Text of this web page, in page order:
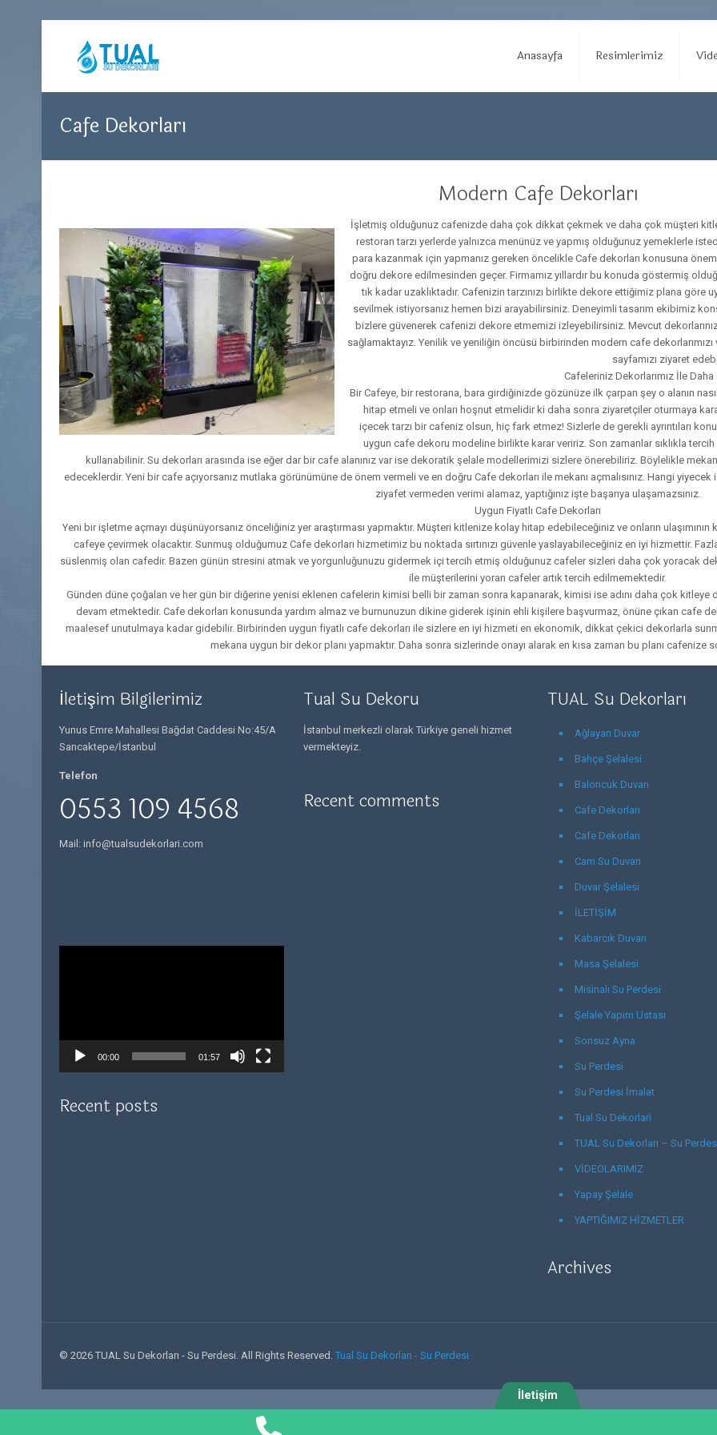
Anasayfa Resimlerimiz
Cafe Dekorları
Modern Cafe Dekorları
İşletmiş olduğunuz cafenizde daha çok dikkat çekmek ve daha çok müşteri
restoran tarzı yerlerde yalnızca menünüz ve yapmış olduğunuz yemeklerle
para kazanmak için yapmanız gereken öncelikle Cafe dekorları konusuna
doğru dekore edilmesinden geçer. Firmamız yıllardır bu konuda göstermiş
tık kadar uzaklıktadır. Cafenizin tarzınızı birlikte dekore ettiğimiz plana
sevilmek istiyorsanız hemen bizi arayabilirsiniz. Deneyimli tasarım ekibimiz
bizlere güvenerek cafenizi dekore etmemizi izleyebilirsiniz. Mevcut
sağlamaktayız. Yenilik ve yeniliğin öncüsü birbirinden modern cafe
sayfamızı ziyaret
Cafeleriniz Dekorlarımız İle Daha
Bir Cafeye, bir restorana, bara girdiğinizde gözünüze ilk çarpan şey o alanın
hitap etmeli ve onları hoşnut etmelidir ki daha sonra ziyaretçiler oturmaya
içecek tarzı bir cafeniz olsun, hiç fark etmez! Sizlerle de gerekli ayrıntıları
uygun cafe dekoru modeline birlikte karar veririz. Son zamanlar sıklıkla
kullanabilinir. Su dekorları arasında ise eğer dar bir cafe alanınız var ise dekoratik şelale modellerimizi sizlere önerebiliriz. Böylelikle
edeceklerdir. Yeni bir cafe açıyorsanız mutlaka görünümüne de önem vermeli ve en doğru Cafe dekorları ile mekanı açmalısınız. Hangi
ziyafet vermeden verimi alamaz, yaptığınız işte başarıya ulaşamazsınız.
Uygun Fiyatlı Cafe Dekorları
Yeni bir işletme açmayı düşünüyorsanız önceliğiniz yer araştırması yapmaktır. Müşteri kitlenize kolay hitap edebileceğiniz ve onların
cafeye çevirmek olacaktır. Sunmuş olduğumuz Cafe dekorları hizmetimiz bu noktada sırtınızı güvenle yaslayabileceğiniz en iyi hizmettir.
süslenmiş olan cafedir. Bazen günün stresini atmak ve yorgunluğunuzu gidermek içi tercih etmiş olduğunuz cafeler sizleri daha çok yoracak
ile müşterilerini yoran cafeler artık tercih edilmemektedir.
Günden düne çoğalan ve her gün bir diğerine yenisi eklenen cafelerin kimisi belli bir zaman sonra kapanarak, kimisi ise adını daha çok
devam etmektedir. Cafe dekorları konusunda yardım almaz ve burnunuzun dikine giderek işinin ehli kişilere başvurmaz, önüne çıkan cafe
maalesef unutulmaya kadar gidebilir. Birbirinden uygun fiyatlı cafe dekorları ile sizlere en iyi hizmeti en ekonomik, dikkat çekici dekorlarla
mekana uygun bir dekor planı yapmaktır. Daha sonra sizlerinde onayı alarak en kısa zaman bu planı cafenize
İletişim Bilgilerimiz
Yunus Emre Mahallesi Bağdat Caddesi No:45/A
Sancaktepe/İstanbul
Telefon
0553 109 4568
Mail: info@tualsudekorlari.com
00:00 01:57
Recent posts
Tual Su Dekoru
İstanbul merkezli olarak Türkiye geneli hizmet
vermekteyiz.
Recent comments
TUAL Su Dekorları
Ağlayan Duvar
Bahçe Şelalesi
Baloncuk Duvarı
Cafe Dekorları
Cafe Dekorları
Cam Su Duvarı
Duvar Şelalesi
İLETİŞİM
Kabarcık Duvarı
Masa Şelalesi
Misinalı Su Perdesi
Şelale Yapım Ustası
Sonsuz Ayna
Su Perdesi
Su Perdesi İmalat
Tual Su Dekorlari
TUAL Su Dekorları – Su
VİDEOLARIMIZ
Yapay Şelale
YAPTIĞIMIZ HİZMETLER
Archives
© 2026 TUAL Su Dekorları - Su Perdesi. All Rights Reserved.Tual Su Dekorları - Su Perdesi
İletişim